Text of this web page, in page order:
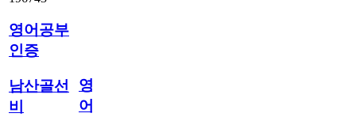
영어공부
인증
남산골선
비
영
어